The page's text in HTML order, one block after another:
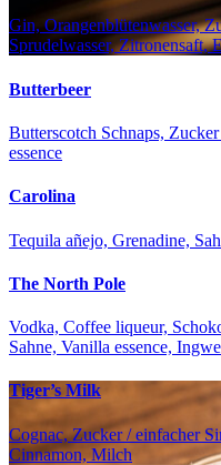
Gin, Orangenblütenwasser,
Sprudelwasser, Zitronensaft,
Butterbeer
Butterscotch Schnaps,
essence
Carolina
Tequila añejo, Grenadine,
The North Pole
Vodka, Coffee liqueur,
Sahne, Vanilla essence,
Tiger’s Milk
Cognac, Zucker / einfacher
Cinnamon, Milch